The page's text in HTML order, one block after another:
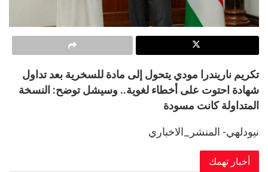
تكريم ناريندرا مودي يتحول إلى مادة للسخرية بعد تداول
شهادة احتوت على أخطاء لغوية.. وسيشل توضح: النسخة
المتداولة كانت مسودة
نيودلهي- المنشر_الاخباري
أخبار تهمك